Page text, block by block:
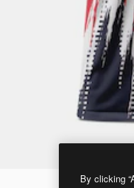
By clicking